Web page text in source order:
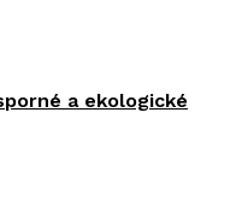
a ekologické